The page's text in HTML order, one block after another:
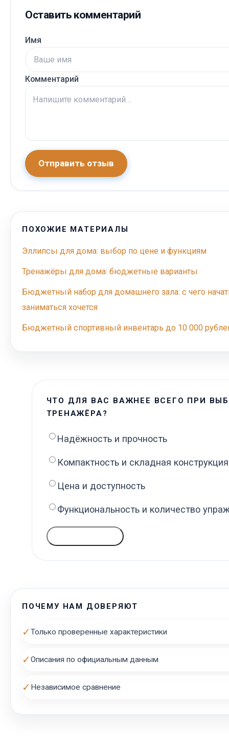
Оставить комментарий
Имя
Комментарий
Отправить отзыв
ПОХОЖИЕ МАТЕРИАЛЫ
Эллипсы для дома: выбор по цене и функциям
Тренажёры для дома: бюджетные варианты
Бюджетный набор для домашнего зала: с чего
заниматься хочется
Бюджетный спортивный инвентарь до 10 000
ЧТО ДЛЯ ВАС ВАЖНЕЕ ВСЕГО ПРИ
ТРЕНАЖЁРА?
Надёжность и прочность
Компактность и складная конструкция
Цена и доступность
Функциональность и количество
ПОЧЕМУ НАМ ДОВЕРЯЮТ
✓Только проверенные характеристики
✓Описания по официальным данным
✓ Независимое сравнение